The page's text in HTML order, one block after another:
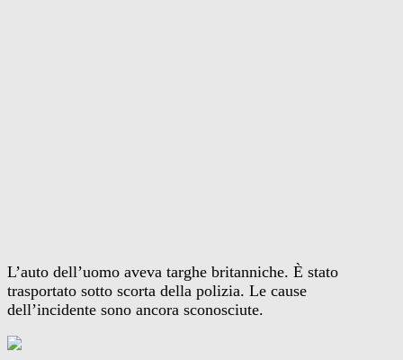
L’auto dell’uomo aveva targhe britanniche. È stato
trasportato sotto scorta della polizia. Le cause
dell’incidente sono ancora sconosciute.